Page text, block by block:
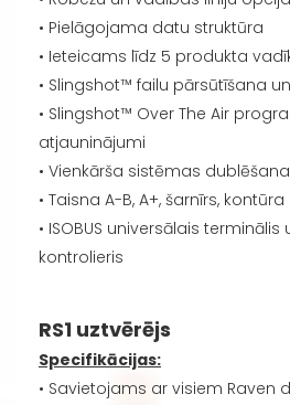
• Pielāgojama datu struktūra
• Ieteicams līdz 5 produkta
• Slingshot™ failu pārsūtīšana
• Slingshot™ Over The Air
atjauninājumi
• Vienkārša sistēmas
• Taisna A-B, A+, šarnīrs, kontūra
• ISOBUS universālais
kontrolieris
RS1 uztvērējs
Specifikācijas:
• Savietojams ar visiem Raven